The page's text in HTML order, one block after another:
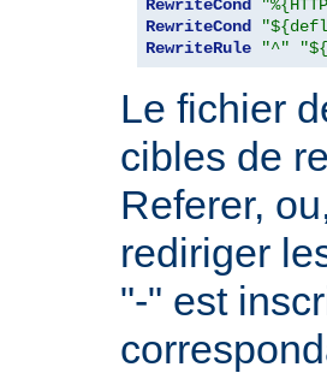
RewriteCond
RewriteCond
RewriteRule
"^"
Le fichier
cibles de
Referer,
rediriger
"-" est